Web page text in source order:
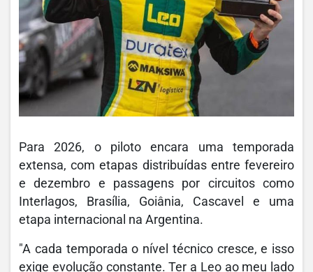
Para 2026, o piloto encara uma temporada
extensa, com etapas distribuídas entre fevereiro
e dezembro e passagens por circuitos como
Interlagos, Brasília, Goiânia, Cascavel e uma
etapa internacional na Argentina.
"A cada temporada o nível técnico cresce, e isso
exige evolução constante. Ter a Leo ao meu lado